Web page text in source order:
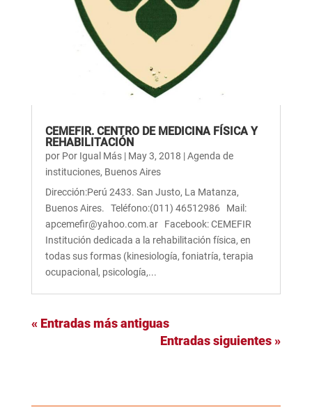
CEMEFIR. CENTRO DE MEDICINA FÍSICA Y
REHABILITACIÓN
por Por Igual Más| May 3, 2018 |Agenda de
instituciones, Buenos Aires
Dirección:Perú 2433. San Justo, La Matanza,
Buenos Aires. Teléfono:(011) 46512986 Mail:
apcemefir@yahoo.com.ar Facebook: CEMEFIR
Institución dedicada a la rehabilitación física, en
todas sus formas (kinesiología, foniatría, terapia
ocupacional, psicología,...
« Entradas más antiguas
Entradas siguientes »